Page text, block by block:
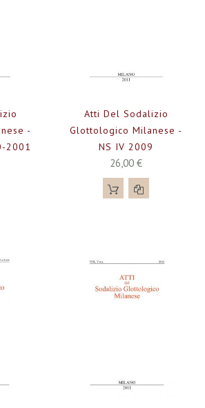
-
2001
Atti Del Sodalizio
Glottologico Milanese -
NS IV 2009
26,00 €